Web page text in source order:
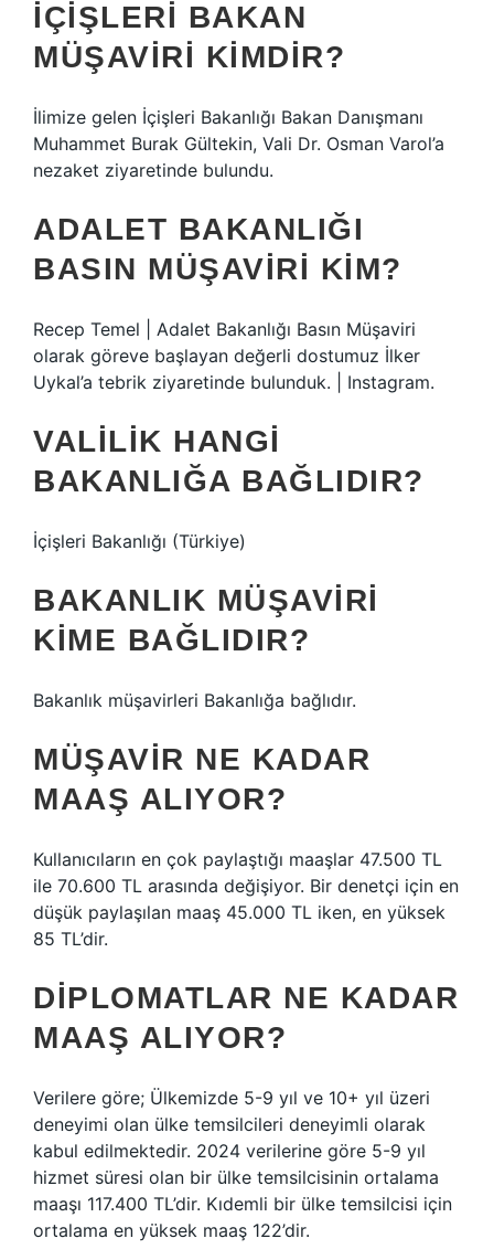
İÇIŞLERI BAKAN
MÜŞAVIRI KIMDIR?
İlimize gelen İçişleri Bakanlığı Bakan Danışmanı
Muhammet Burak Gültekin, Vali Dr. Osman Varol’a
nezaket ziyaretinde bulundu.
ADALET BAKANLIĞI
BASIN MÜŞAVIRI KIM?
Recep Temel | Adalet Bakanlığı Basın Müşaviri
olarak göreve başlayan değerli dostumuz İlker
Uykal’a tebrik ziyaretinde bulunduk. | Instagram.
VALILIK HANGI
BAKANLIĞA BAĞLIDIR?
İçişleri Bakanlığı (Türkiye)
BAKANLIK MÜŞAVIRI
KIME BAĞLIDIR?
Bakanlık müşavirleri Bakanlığa bağlıdır.
MÜŞAVIR NE KADAR
MAAŞ ALIYOR?
Kullanıcıların en çok paylaştığı maaşlar 47.500 TL
ile 70.600 TL arasında değişiyor. Bir denetçi için en
düşük paylaşılan maaş 45.000 TL iken, en yüksek
85 TL’dir.
DIPLOMATLAR NE KADAR
MAAŞ ALIYOR?
Verilere göre; Ülkemizde 5-9 yıl ve 10+ yıl üzeri
deneyimi olan ülke temsilcileri deneyimli olarak
kabul edilmektedir. 2024 verilerine göre 5-9 yıl
hizmet süresi olan bir ülke temsilcisinin ortalama
maaşı 117.400 TL’dir. Kıdemli bir ülke temsilcisi için
ortalama en yüksek maaş 122’dir.